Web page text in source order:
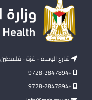
شارع الوحدة - غزة - فلسطين
+9728-2847894
+9728-2847894